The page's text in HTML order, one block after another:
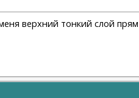
верхний тонкий слой